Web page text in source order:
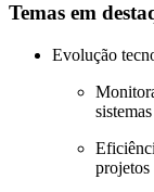
Temas em
Evolução
sistemas
projetos